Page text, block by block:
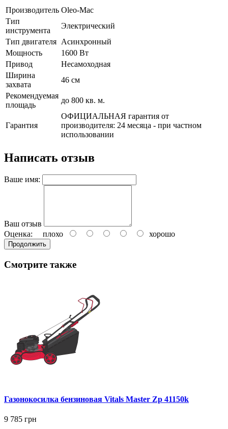
Производитель Oleo-Mac
Тип
инструмента
Электрический
Тип двигателя Асинхронный
Мощность
1600 Вт
Привод
Несамоходная
Ширина
захвата
46 см
Рекомендуемая
площадь
до 800 кв. м.
Гарантия
ОФИЦИАЛЬНАЯ гарантия от
производителя: 24 месяца - при частном
использовании
Написать отзыв
Ваше имя:
Ваш отзыв
Оценка: плохо хорошо
Продолжить
Смотрите также
Газонокосилка бензиновая Vitals Master Zp 41150k
9 785 грн